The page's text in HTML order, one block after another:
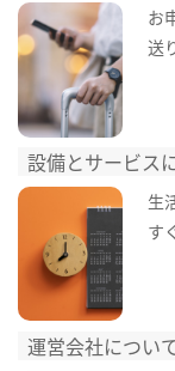
お
送
設備とサービス
生
す
運営会社につい